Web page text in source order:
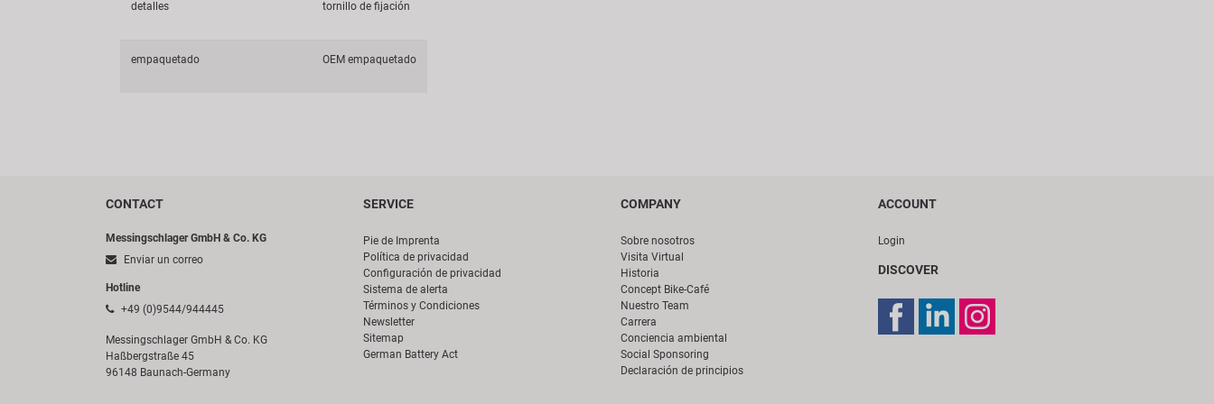
detalles tornillo de fijación
empaquetado OEM empaquetado
CONTACT
Messingschlager GmbH & Co. KG
Enviar un correo
Hotline
+49 (0)9544/944445
Messingschlager GmbH & Co. KG
Haßbergstraße 45
96148 Baunach-Germany
SERVICE
Pie de Imprenta
Política de privacidad
Configuración de privacidad
Sistema de alerta
Términos y Condiciones
Newsletter
Sitemap
German Battery Act
COMPANY
Sobre nosotros
Visita Virtual
Historia
Concept Bike-Café
Nuestro Team
Carrera
Conciencia ambiental
Social Sponsoring
Declaración de principios
ACCOUNT
Login
DISCOVER